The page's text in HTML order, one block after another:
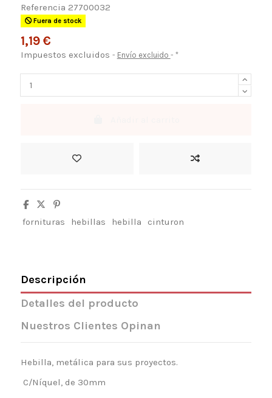
Referencia 27700032
Fuera de stock
1,19 €
Impuestos excluidos Envío excluido *
fornituras hebillas hebilla cinturon
Descripción
Detalles del producto
Nuestros Clientes Opinan
Hebilla, metálica para sus proyectos.
C/Níquel, de 30mm